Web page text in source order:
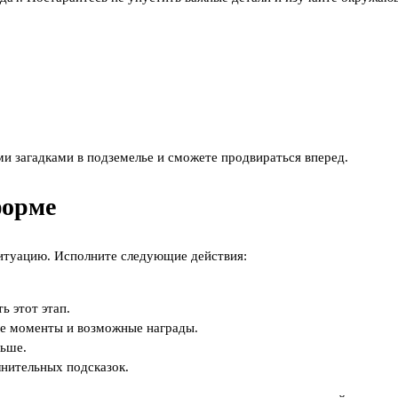
загадками в подземелье и сможете продвираться вперед.
Исполните следующие действия:
этот этап.
моменты и возможные награды.
подсказок.